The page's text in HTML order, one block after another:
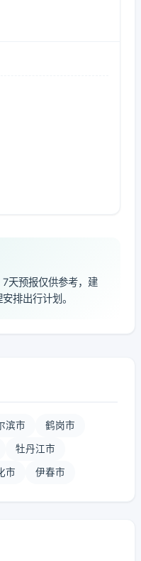
天预报仅供参考，建
排出行计划。
滨市 鹤岗市
牡丹江市
市 伊春市